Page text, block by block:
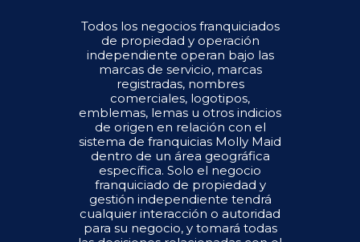
Todos los negocios franquiciados
de propiedad y operación
independiente operan bajo las
marcas de servicio, marcas
registradas, nombres
comerciales, logotipos,
emblemas, lemas u otros indicios
de origen en relación con el
sistema de franquicias Molly Maid
dentro de un área geográfica
específica. Solo el negocio
franquiciado de propiedad y
gestión independiente tendrá
cualquier interacción o autoridad
para su negocio, y tomará todas